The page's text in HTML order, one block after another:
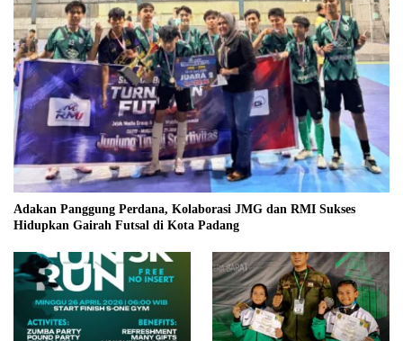
Adakan Panggung Perdana, Kolaborasi JMG dan RMI Sukses
Hidupkan Gairah Futsal di Kota Padang